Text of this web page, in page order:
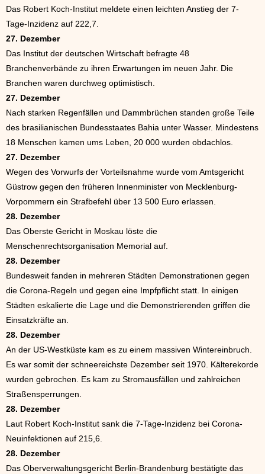
Das Robert Koch-Institut meldete einen leichten Anstieg der 7-
Tage-Inzidenz auf 222,7.
27. Dezember
Das Institut der deutschen Wirtschaft befragte 48
Branchenverbände zu ihren Erwartungen im neuen Jahr. Die
Branchen waren durchweg optimistisch.
27. Dezember
Nach starken Regenfällen und Dammbrüchen standen große Teile
des brasilianischen Bundesstaates Bahia unter Wasser. Mindestens
18 Menschen kamen ums Leben, 20 000 wurden obdachlos.
27. Dezember
Wegen des Vorwurfs der Vorteilsnahme wurde vom Amtsgericht
Güstrow gegen den früheren Innenminister von Mecklenburg-
Vorpommern ein Strafbefehl über 13 500 Euro erlassen.
28. Dezember
Das Oberste Gericht in Moskau löste die
Menschenrechtsorganisation Memorial auf.
28. Dezember
Bundesweit fanden in mehreren Städten Demonstrationen gegen
die Corona-Regeln und gegen eine Impfpflicht statt. In einigen
Städten eskalierte die Lage und die Demonstrierenden griffen die
Einsatzkräfte an.
28. Dezember
An der US-Westküste kam es zu einem massiven Wintereinbruch.
Es war somit der schneereichste Dezember seit 1970. Kälterekorde
wurden gebrochen. Es kam zu Stromausfällen und zahlreichen
Straßensperrungen.
28. Dezember
Laut Robert Koch-Institut sank die 7-Tage-Inzidenz bei Corona-
Neuinfektionen auf 215,6.
28. Dezember
Das Oberverwaltungsgericht Berlin-Brandenburg bestätigte das